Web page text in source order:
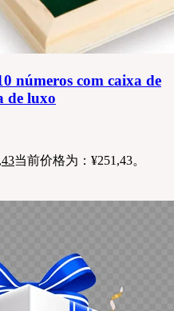
números com caixa de
de luxo
当前价格为：¥251,43。